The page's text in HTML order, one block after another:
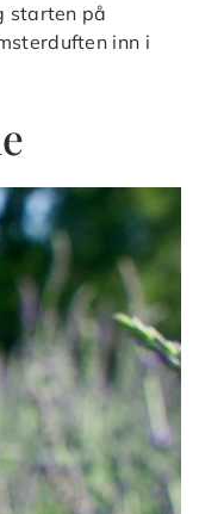
starten på
inn i